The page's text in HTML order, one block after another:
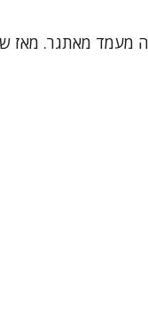
מעמד מאתגר. מאז